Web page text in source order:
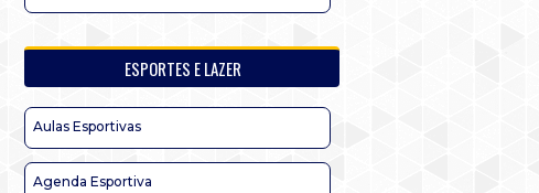
ESPORTES E LAZER
Aulas Esportivas
Agenda Esportiva